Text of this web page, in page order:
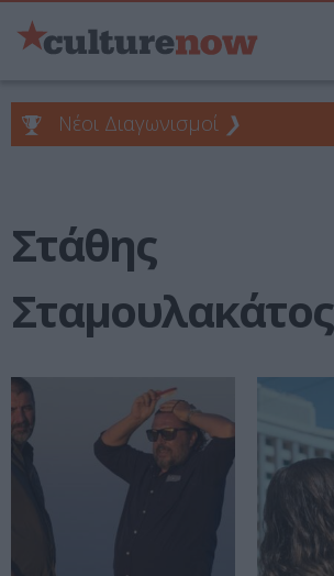
Νέοι Διαγωνισμοί ❯
Στάθης
Σταμουλακάτος